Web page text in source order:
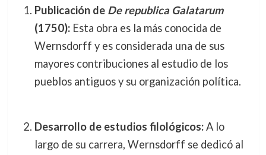
Publicación de De republica Galatarum
(1750):Esta obra es la más conocida de
Wernsdorff y es considerada una de sus
mayores contribuciones al estudio de los
pueblos antiguos y su organización política.
Desarrollo de estudios filológicos:A lo
largo de su carrera, Wernsdorff se dedicó al